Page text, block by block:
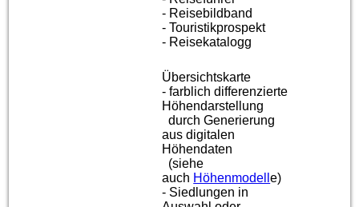
- Reisebildband
- Touristikprospekt
- Reisekatalogg
Übersichtskarte
- farblich differenzierte
Höhendarstellung
durch Generierung
aus digitalen
Höhendaten
(siehe
auch Höhenmodelle)
- Siedlungen in